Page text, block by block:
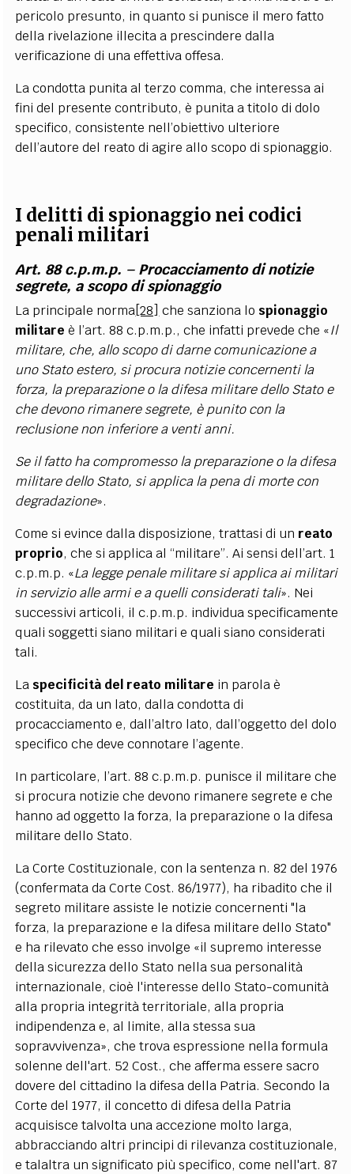
pericolo presunto, in quanto si punisce il mero fatto
della rivelazione illecita a prescindere dalla
verificazione di una effettiva offesa.
La condotta punita al terzo comma, che interessa ai
fini del presente contributo, è punita a titolo di dolo
specifico, consistente nell’obiettivo ulteriore
dell’autore del reato di agire allo scopo di spionaggio.
I delitti di spionaggio nei codici
penali militari
Art. 88 c.p.m.p. – Procacciamento di notizie
segrete, a scopo di spionaggio
La principale norma[28] che sanziona lo spionaggio
militare è l’art. 88 c.p.m.p., che infatti prevede che «Il
militare, che, allo scopo di darne comunicazione a
uno Stato estero, si procura notizie concernenti la
forza, la preparazione o la difesa militare dello Stato e
che devono rimanere segrete, è punito con la
reclusione non inferiore a venti anni.
Se il fatto ha compromesso la preparazione o la difesa
militare dello Stato, si applica la pena di morte con
degradazione».
Come si evince dalla disposizione, trattasi di un reato
proprio, che si applica al “militare”. Ai sensi dell’art. 1
c.p.m.p. «La legge penale militare si applica ai militari
in servizio alle armi e a quelli considerati tali». Nei
successivi articoli, il c.p.m.p. individua specificamente
quali soggetti siano militari e quali siano considerati
tali.
La specificità del reato militare in parola è
costituita, da un lato, dalla condotta di
procacciamento e, dall’altro lato, dall’oggetto del dolo
specifico che deve connotare l’agente.
In particolare, l’art. 88 c.p.m.p. punisce il militare che
si procura notizie che devono rimanere segrete e che
hanno ad oggetto la forza, la preparazione o la difesa
militare dello Stato.
La Corte Costituzionale, con la sentenza n. 82 del 1976
(confermata da Corte Cost. 86/1977), ha ribadito che il
segreto militare assiste le notizie concernenti "la
forza, la preparazione e la difesa militare dello Stato"
e ha rilevato che esso involge «il supremo interesse
della sicurezza dello Stato nella sua personalità
internazionale, cioè l'interesse dello Stato-comunità
alla propria integrità territoriale, alla propria
indipendenza e, al limite, alla stessa sua
sopravvivenza», che trova espressione nella formula
solenne dell'art. 52 Cost., che afferma essere sacro
dovere del cittadino la difesa della Patria. Secondo la
Corte del 1977, il concetto di difesa della Patria
acquisisce talvolta una accezione molto larga,
abbracciando altri principi di rilevanza costituzionale,
e talaltra un significato più specifico, come nell'art. 87